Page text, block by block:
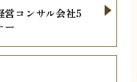
営コンサル会社5
ー